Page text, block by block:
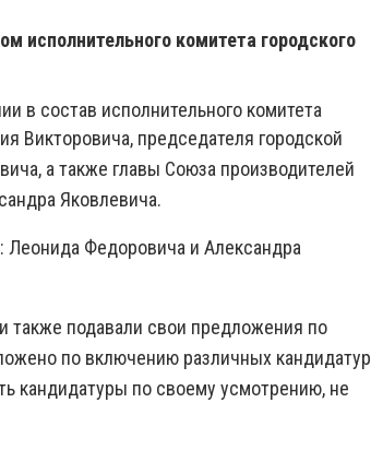
исполнительного комитета городского
в состав исполнительного комитета
Викторовича, председателя городской
а также главы Союза производителей
Яковлевича.
Леонида Федоровича и Александра
также подавали свои предложения по
по включению различных кандидатур
кандидатуры по своему усмотрению, не